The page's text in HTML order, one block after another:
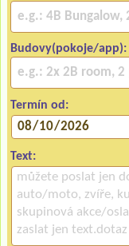
Budovy(pokoje/app):
Termín od:
Text: